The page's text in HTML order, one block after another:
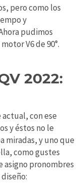
pero como los
y
pudimos
V6 de 90°.
2022:
con ese
y éstos no le
miradas, y uno que
como gustes
asigno pronombres